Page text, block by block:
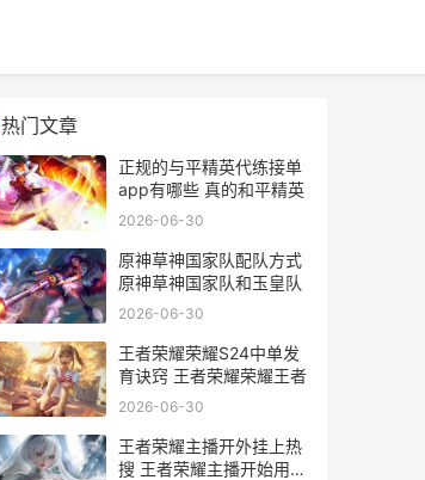
热门文章
正规的与平精英代练接单
app有哪些 真的和平精英
2026-06-30
原神草神国家队配队方式
原神草神国家队和玉皇队
2026-06-30
王者荣耀荣耀S24中单发
育诀窍 王者荣耀荣耀王者
2026-06-30
王者荣耀主播开外挂上热
搜 王者荣耀主播开始用平